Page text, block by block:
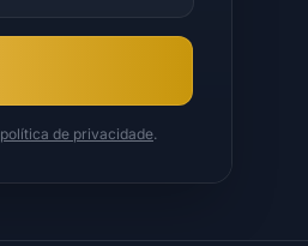
política de privacidade.